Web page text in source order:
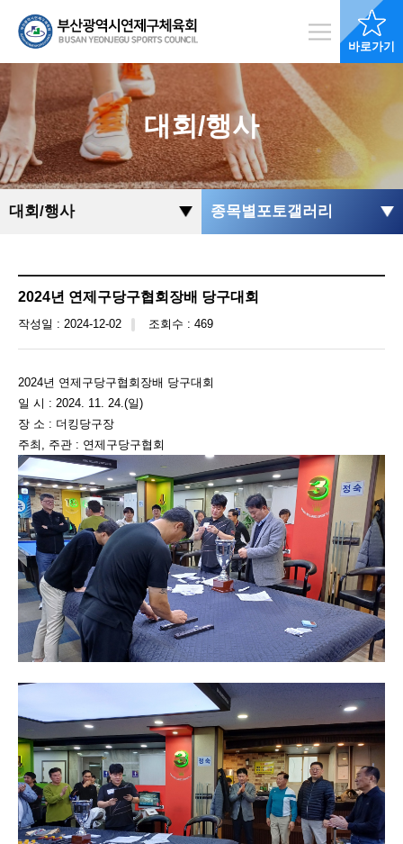
바로가기
대회/행사
대회/행사 종목별포토갤러리
2024년 연제구당구협회장배 당구대회
작성일 : 2024-12-02 조회수 : 469
2024년 연제구당구협회장배 당구대회
일 시 : 2024. 11. 24.(일)
장 소 : 더킹당구장
주최, 주관 : 연제구당구협회